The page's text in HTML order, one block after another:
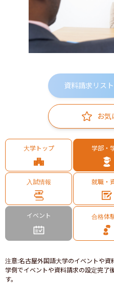
資料請求リス
お気
大学トップ 学部・
入試情報 就職・
イベント 合格体
注意:名古屋外国語大学のイベントや
学側でイベントや資料請求の設定完了
す。